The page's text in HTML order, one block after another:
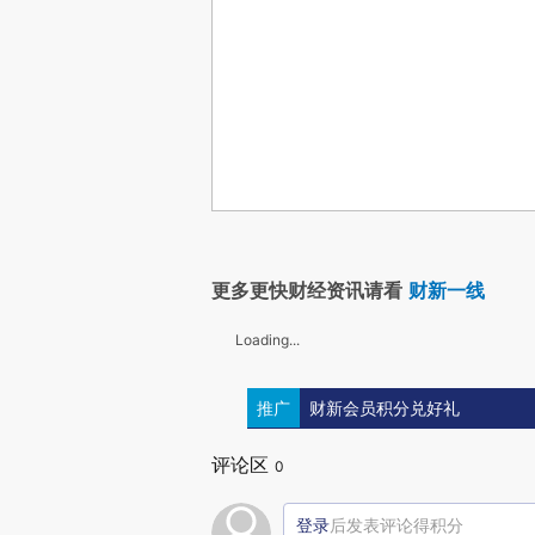
更多更快财经资讯请看 财新一线
Loading...
推广 财新会员积分兑好礼
评论区 0
登录后发表评论得积分